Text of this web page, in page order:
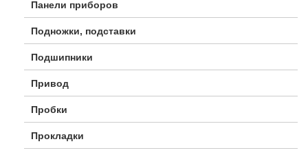
Панели приборов
Подножки, подставки
Подшипники
Привод
Пробки
Прокладки